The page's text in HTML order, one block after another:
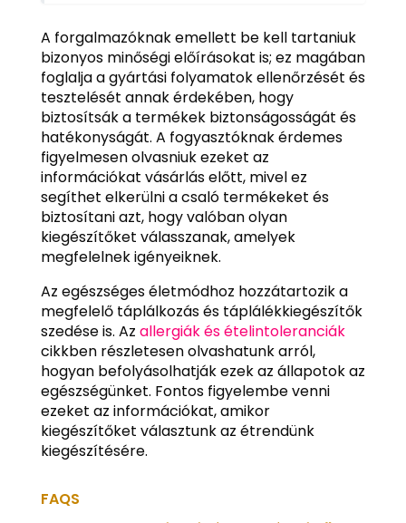
A forgalmazóknak emellett be kell tartaniuk
bizonyos minőségi előírásokat is; ez magában
foglalja a gyártási folyamatok ellenőrzését és
tesztelését annak érdekében, hogy
biztosítsák a termékek biztonságosságát és
hatékonyságát. A fogyasztóknak érdemes
figyelmesen olvasniuk ezeket az
információkat vásárlás előtt, mivel ez
segíthet elkerülni a csaló termékeket és
biztosítani azt, hogy valóban olyan
kiegészítőket válasszanak, amelyek
megfelelnek igényeiknek.
Az egészséges életmódhoz hozzátartozik a
megfelelő táplálkozás és táplálékkiegészítők
szedése is. Az allergiák és ételintoleranciák
cikkben részletesen olvashatunk arról,
hogyan befolyásolhatják ezek az állapotok az
egészségünket. Fontos figyelembe venni
ezeket az információkat, amikor
kiegészítőket választunk az étrendünk
kiegészítésére.
FAQS